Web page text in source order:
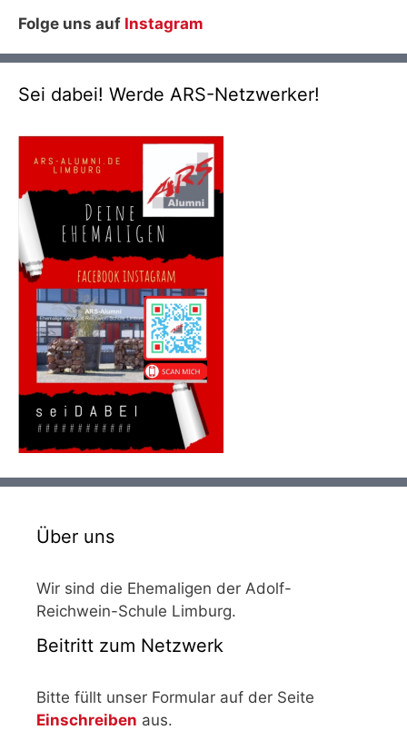
Folge uns auf Instagram
Sei dabei! Werde ARS-Netzwerker!
Über uns
Wir sind die Ehemaligen der Adolf-
Reichwein-Schule Limburg.
Beitritt zum Netzwerk
Bitte füllt unser Formular auf der Seite
Einschreiben aus.